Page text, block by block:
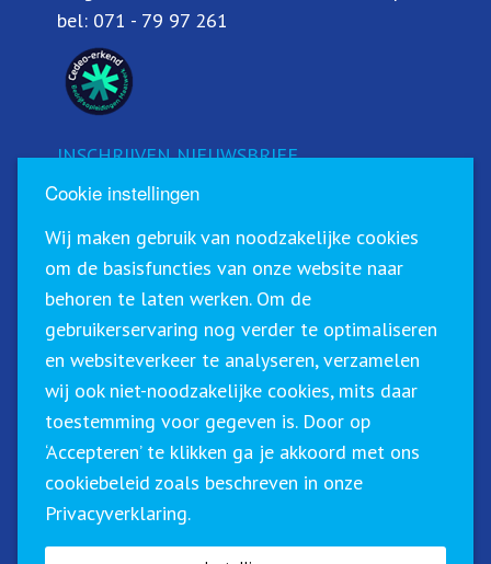
bel: 071 - 79 97 261
INSCHRIJVEN NIEUWSBRIEF
Schrijf u in voor onze nieuwsbrief!
Sirius Training & Advies staat geregistreerd in het
CRKBO (Centraal Register Kort Beroepsonderwijs). Dit
betekent dat wij onze trainingen binnen de geldende
richtlijnen btw-vrij (0%) kunnen aanbieden.
Cookie instellingen
Wij maken gebruik van noodzakelijke cookies
om de basisfuncties van onze website naar
behoren te laten werken. Om de
gebruikerservaring nog verder te optimaliseren
en websiteverkeer te analyseren, verzamelen
wij ook niet-noodzakelijke cookies, mits daar
toestemming voor gegeven is. Door op
‘Accepteren’ te klikken ga je akkoord met ons
cookiebeleid zoals beschreven in onze
Privacyverklaring.